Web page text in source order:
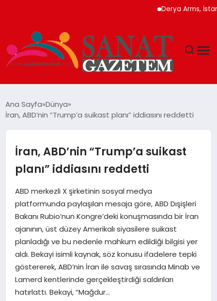
Derya Arms,
TEKNOLOJI
SIYASET
SPOR
YAŞAM
EKONOMI
SAĞLIK
DÜNYA
EĞITIM
Ana Sayfa Dünya
İran, ABD’nin “Trump’a suikast planı” iddiasını reddetti
İran, ABD’nin “Trump’a suikast
planı” iddiasını reddetti
ABD merkezli X şirketinin sosyal medya
platformunda paylaşılan mesaja göre, ABD Dışişleri
Bakanı Rubio’nun Kongre’deki konuşmasında bir İran
ajanının, üst düzey Amerikalı siyasilere suikast
planladığı ve bu nedenle mahkum edildiği bilgisi yer
aldı. Bekayi isimli kaynak, söz konusu ifadelere tepki
göstererek, ABD’nin İran ile savaş sırasında Minab ve
Lamerd kentlerinde gerçekleştirdiği saldırıları
hatırlattı. Bekayi, “Mağdur…